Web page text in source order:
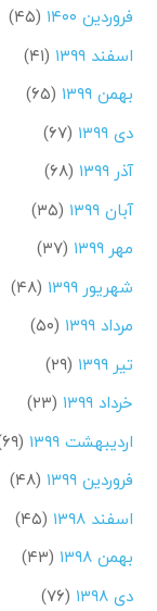
فروردین ۱۴۰۰
(۴۵)
اسفند ۱۳۹۹
(۴۱)
بهمن ۱۳۹۹
(۶۵)
دی ۱۳۹۹
(۶۷)
آذر ۱۳۹۹
(۶۸)
آبان ۱۳۹۹
(۳۵)
مهر ۱۳۹۹
(۳۷)
شهریور ۱۳۹۹
(۴۸)
مرداد ۱۳۹۹
(۵۰)
تیر ۱۳۹۹
(۲۹)
خرداد ۱۳۹۹
(۲۳)
اردیبهشت ۱۳۹۹
(۶۹)
فروردین ۱۳۹۹
(۴۸)
اسفند ۱۳۹۸
(۴۵)
بهمن ۱۳۹۸
(۴۳)
دی ۱۳۹۸
(۷۶)